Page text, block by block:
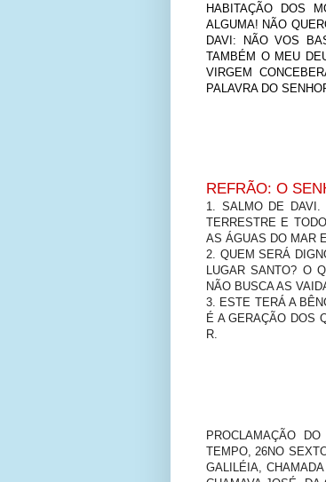
HABITAÇÃO DOS
ALGUMA! NÃO
DAVI: NÃO VOS
TAMBÉM O MEU
VIRGEM
PALAVRA DO
REFRÃO: O
1. SALMO DE DAVI.
TERRESTRE E
AS ÁGUAS DO MAR
2. QUEM SERÁ
LUGAR SANTO? O
NÃO BUSCA AS
3. ESTE TERÁ A
É A GERAÇÃO DOS
R.
PROCLAMAÇÃO
TEMPO, 26NO
GALILÉIA,